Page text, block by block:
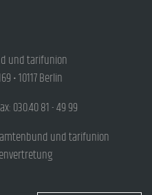
und tarifunion
• 10117 Berlin
030.40 81 - 49 99
und tarifunion